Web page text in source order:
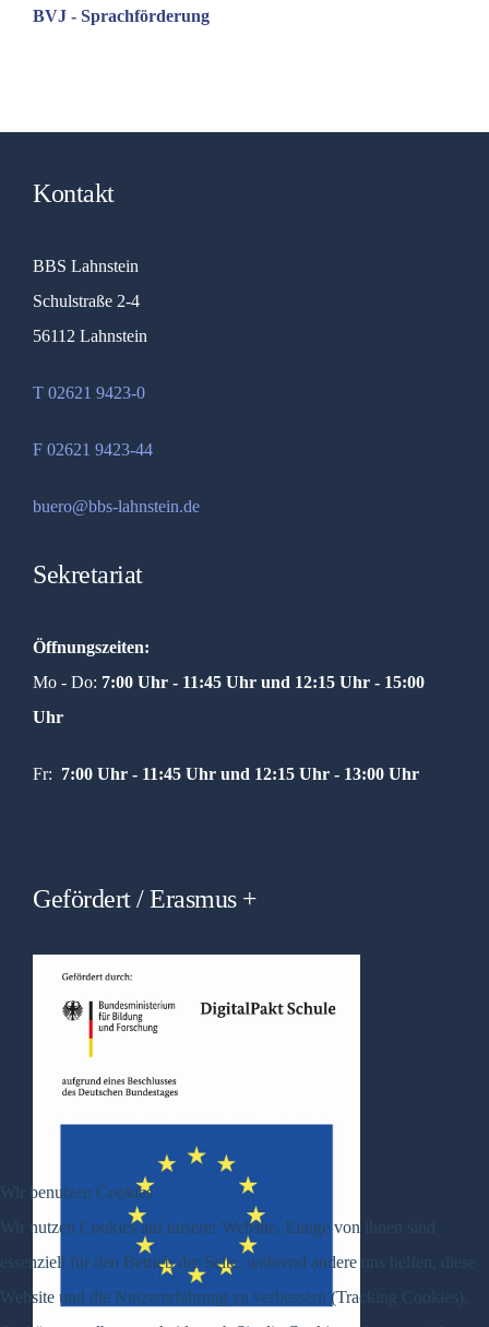
BVJ - Sprachförderung
Kontakt
BBS Lahnstein
Schulstraße 2-4
56112 Lahnstein
T 02621 9423-0
F 02621 9423-44
buero@bbs-lahnstein.de
Sekretariat
Öffnungszeiten:
Mo - Do: 7:00 Uhr - 11:45 Uhr und 12:15 Uhr - 15:00
Uhr
Fr: 7:00 Uhr - 11:45 Uhr und 12:15 Uhr - 13:00 Uhr
Gefördert / Erasmus +
Wir benutzen Cookies
Wir nutzen Cookies auf unserer Website. Einige von ihnen sind
essenziell für den Betrieb der Seite, während andere uns helfen, diese
Website und die Nutzererfahrung zu verbessern (Tracking Cookies).